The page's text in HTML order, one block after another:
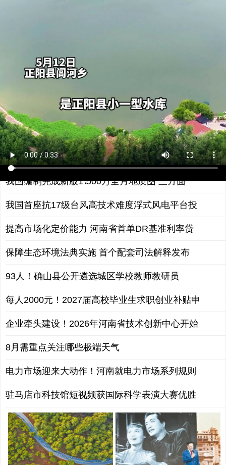
南水北调中线工程调水突破800亿立方米
我国外贸进出口规模连续5个月超过4万亿元
8月7日将迎来立秋 滋阴润肺的养生茶如何制作
省道218上蔡刘桥至平舆正阳交界段养护工程竣
我国编制完成新版1∶500万全月地质图 三方面
我国首座抗17级台风高技术难度浮式风电平台投
提高市场化定价能力 河南省首单DR基准利率贷
保障生态环境法典实施 首个配套司法解释发布
93人！确山县公开遴选城区学校教师教研员
每人2000元！2027届高校毕业生求职创业补贴申
企业牵头建设！2026年河南省技术创新中心开始
8月需重点关注哪些极端天气
电力市场迎来大动作！河南就电力市场系列规则
驻马店市科技馆短视频获国际科学表演大赛优胜